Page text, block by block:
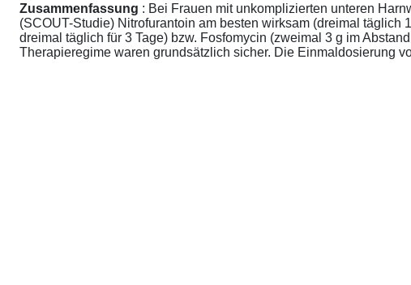
Zusammenfassung : Bei Frauen mit unkomplizierten unteren
(SCOUT-Studie) Nitrofurantoin am besten wirksam (dreimal
dreimal täglich für 3 Tage) bzw. Fosfomycin (zweimal 3 g im
Therapieregime waren grundsätzlich sicher. Die Einmaldosierung